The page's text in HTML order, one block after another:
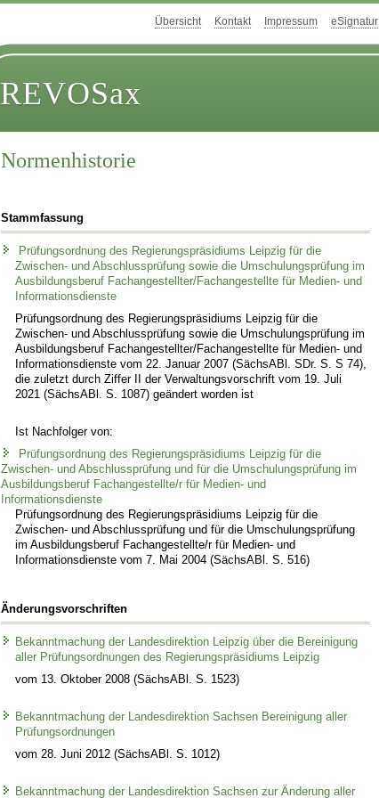
Übersicht Kontakt Impressum eSignatur
REVOSax
Normenhistorie
Stammfassung
Prüfungsordnung des Regierungspräsidiums Leipzig für die
Zwischen- und Abschlussprüfung sowie die Umschulungsprüfung im
Ausbildungsberuf Fachangestellter/Fachangestellte für Medien- und
Informationsdienste
Prüfungsordnung des Regierungspräsidiums Leipzig für die
Zwischen- und Abschlussprüfung sowie die Umschulungsprüfung im
Ausbildungsberuf Fachangestellter/Fachangestellte für Medien- und
Informationsdienste vom 22. Januar 2007 (SächsABl. SDr. S. S 74),
die zuletzt durch Ziffer II der Verwaltungsvorschrift vom 19. Juli
2021 (SächsABl. S. 1087) geändert worden ist
Ist Nachfolger von:
Prüfungsordnung des Regierungspräsidiums Leipzig für die
Zwischen- und Abschlussprüfung und für die Umschulungsprüfung im
Ausbildungsberuf Fachangestellte/r für Medien- und
Informationsdienste
Prüfungsordnung des Regierungspräsidiums Leipzig für die
Zwischen- und Abschlussprüfung und für die Umschulungsprüfung
im Ausbildungsberuf Fachangestellte/r für Medien- und
Informationsdienste vom 7. Mai 2004 (SächsABl. S. 516)
Änderungsvorschriften
Bekanntmachung der Landesdirektion Leipzig über die Bereinigung
aller Prüfungsordnungen des Regierungspräsidiums Leipzig
vom 13. Oktober 2008 (SächsABl. S. 1523)
Bekanntmachung der Landesdirektion Sachsen Bereinigung aller
Prüfungsordnungen
vom 28. Juni 2012 (SächsABl. S. 1012)
Bekanntmachung der Landesdirektion Sachsen zur Änderung aller